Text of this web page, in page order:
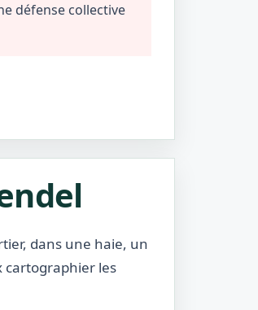
défense collective
dans une haie, un
cartographier les